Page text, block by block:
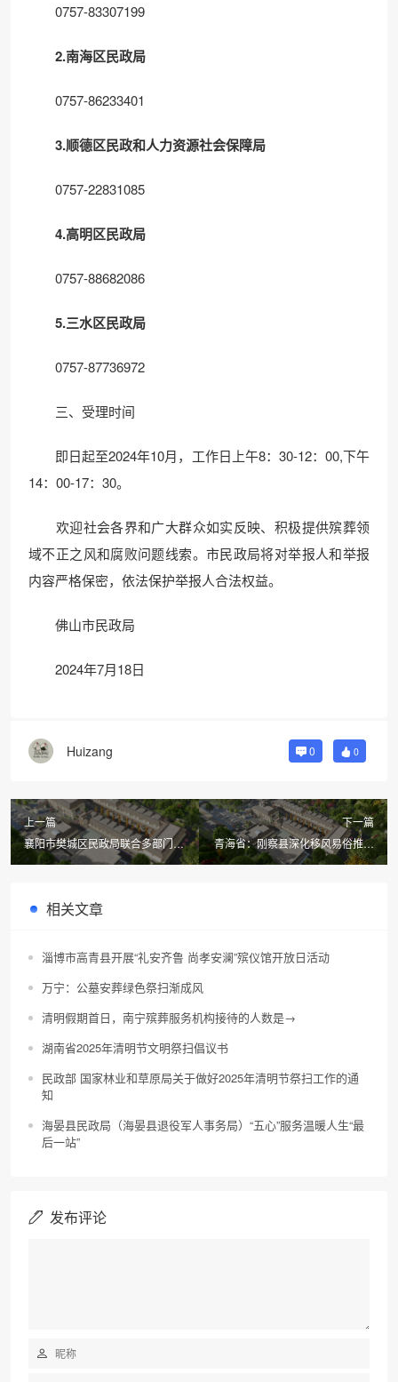
0757-83307199
2.南海区民政局
0757-86233401
3.顺德区民政和人力资源社会保障局
0757-22831085
4.高明区民政局
0757-88682086
5.三水区民政局
0757-87736972
三、受理时间
即日起至2024年10月，工作日上午8：30-12：00,下午
14：00-17：30。
欢迎社会各界和广大群众如实反映、积极提供殡葬领
域不正之风和腐败问题线索。市民政局将对举报人和举报
内容严格保密，依法保护举报人合法权益。
佛山市民政局
2024年7月18日
Huizang 0 0
上一篇
襄阳市樊城区民政局联合多部门开
展殡葬服务领域突出问题专项整治
下一篇
青海省：刚察县深化移风易俗推进
绿色殡葬改革倡议书
相关文章
淄博市高青县开展“礼安齐鲁 尚孝安澜”殡仪馆开放日活动
万宁：公墓安葬绿色祭扫渐成风
清明假期首日，南宁殡葬服务机构接待的人数是→
湖南省2025年清明节文明祭扫倡议书
民政部 国家林业和草原局关于做好2025年清明节祭扫工作的通
知
海晏县民政局（海晏县退役军人事务局）“五心”服务温暖人生“最
后一站”
发布评论